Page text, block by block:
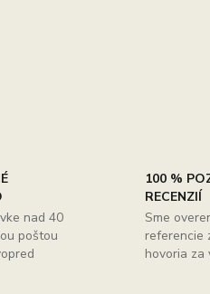
nad 40
poštou
100 %
RECENZIÍ
Sme
referencie
hovoria za